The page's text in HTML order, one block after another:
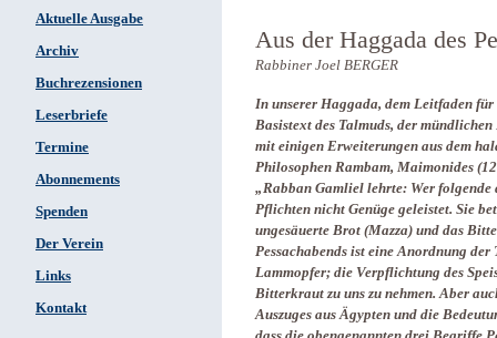
Aktuelle Ausgabe
Archiv
Buchrezensionen
Leserbriefe
Termine
Abonnements
Spenden
Der Verein
Links
Kontakt
Aus der Haggada des
Rabbiner Joel BERGER
In unserer Haggada, dem Leitfaden
Basistext des Talmuds, der
mit einigen Erweiterungen aus dem
Philosophen Rambam, Maimonides
„Rabban Gamliel lehrte: Wer
Pflichten nicht Genüge geleistet. Sie
ungesäuerte Brot (Mazza) und das
Pessachabends ist eine Anordnung
Lammopfer; die Verpflichtung des
Bitterkraut zu uns zu nehmen. Aber
Auszuges aus Ägypten und die